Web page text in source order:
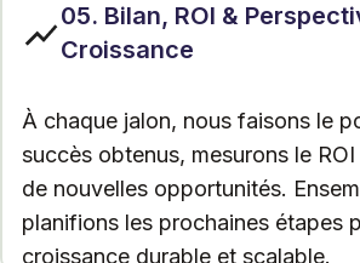
05. Bilan, ROI &
Croissance
À chaque jalon, nous faisons le
succès obtenus, mesurons le
de nouvelles opportunités.
planifions les prochaines étapes
croissance durable et scalable.